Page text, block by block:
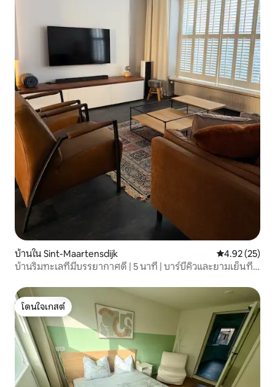
บ้านใน Sint-Maartensdijk คะแนนเฉลี่ย
4.92 (25)
บ้านริมทะเลที่มีบรรยากาศดี | 5 นาที | บาร์บีคิวและยามเย็นที่
โดนใจเกสต์
โดนใจเกสต์